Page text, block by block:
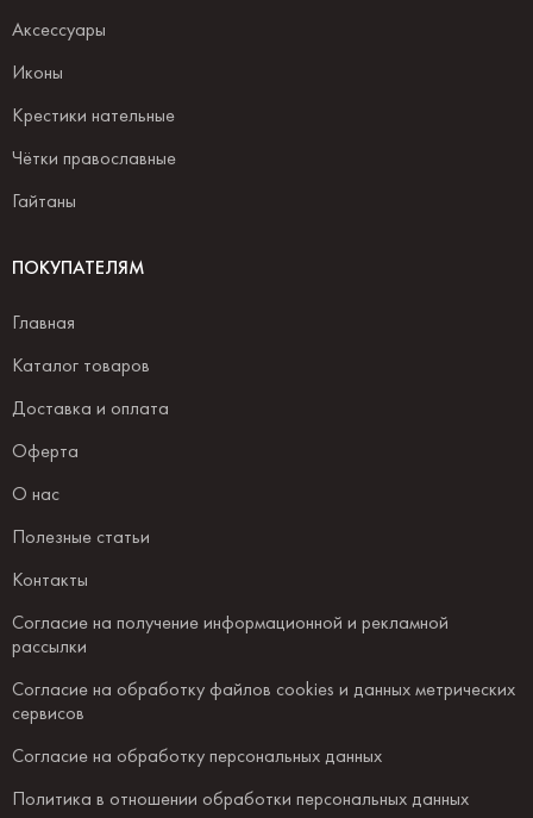
Аксессуары
Иконы
Крестики нательные
Чётки православные
Гайтаны
ПОКУПАТЕЛЯМ
Главная
Каталог товаров
Доставка и оплата
Оферта
О нас
Полезные статьи
Контакты
Согласие на получение информационной и рекламной
рассылки
Согласие на обработку файлов cookies и данных метрических
сервисов
Согласие на обработку персональных данных
Политика в отношении обработки персональных данных